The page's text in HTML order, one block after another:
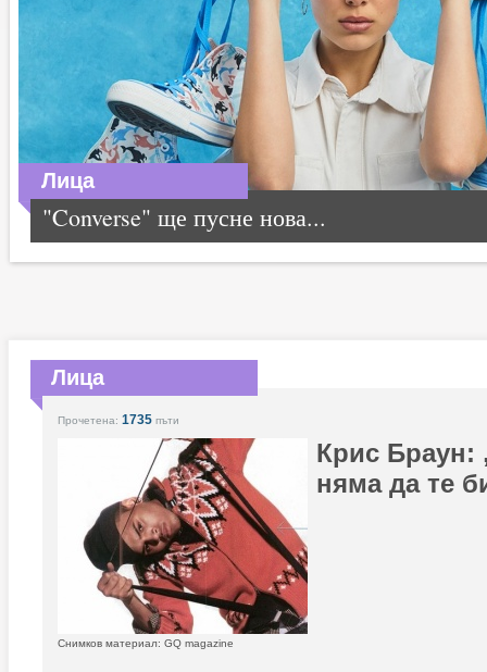
Лица
"Converse" ще пусне нова...
Лица
Прочетена: 1735 пъти
Крис
няма да те
Снимков материал: GQ magazine